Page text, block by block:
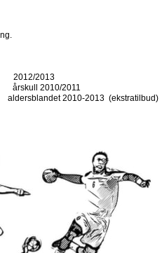
2013
2010/2011
2010-2013 (ekstratilbud)